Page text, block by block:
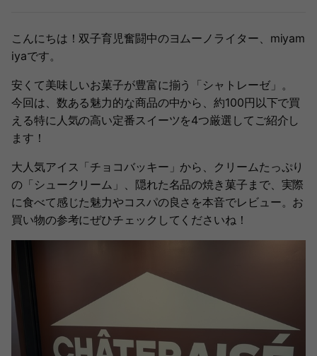
こんにちは！双子育児奮闘中のヨムーノライター、miyam
iyaです。
安くて美味しいお菓子が豊富に揃う「シャトレーゼ」。
今回は、数ある魅力的な商品の中から、約100円以下で買
える特に人気の高い定番スイーツを4つ厳選してご紹介し
ます！
大人気アイス「チョコバッキー」から、クリームたっぷり
の「シュークリーム」、隠れた名品の焼き菓子まで、実際
に食べて感じた魅力やコスパの良さを本音でレビュー。お
買い物の参考にぜひチェックしてくださいね！